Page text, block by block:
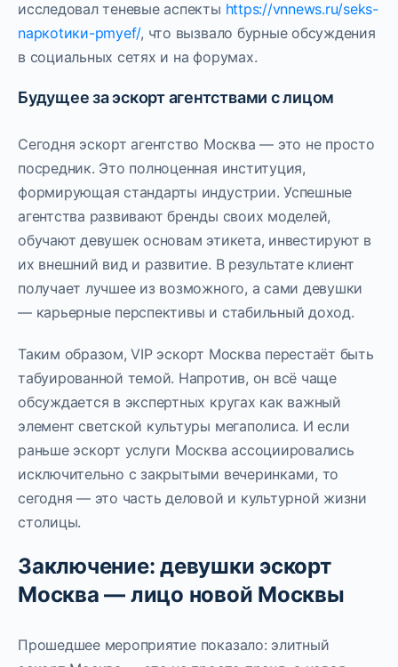
исследовал теневые аспекты https://vnnews.ru/seks-
nаркotики-pmyef/, что вызвало бурные обсуждения
в социальных сетях и на форумах.
Будущее за эскорт агентствами с лицом
Сегодня эскорт агентство Москва — это не просто
посредник. Это полноценная институция,
формирующая стандарты индустрии. Успешные
агентства развивают бренды своих моделей,
обучают девушек основам этикета, инвестируют в
их внешний вид и развитие. В результате клиент
получает лучшее из возможного, а сами девушки
— карьерные перспективы и стабильный доход.
Таким образом, VIP эскорт Москва перестаёт быть
табуированной темой. Напротив, он всё чаще
обсуждается в экспертных кругах как важный
элемент светской культуры мегаполиса. И если
раньше эскорт услуги Москва ассоциировались
исключительно с закрытыми вечеринками, то
сегодня — это часть деловой и культурной жизни
столицы.
Заключение: девушки эскорт
Москва — лицо новой Москвы
Прошедшее мероприятие показало: элитный